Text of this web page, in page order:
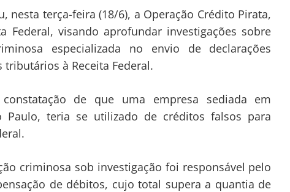
nesta terça-feira (18/6), a Operação Crédito Pirata,
Federal, visando aprofundar investigações sobre
especializada no envio de declarações
à Receita Federal.
de que uma empresa sediada em
teria se utilizado de créditos falsos para
criminosa sob investigação foi responsável pelo
de débitos, cujo total supera a quantia de